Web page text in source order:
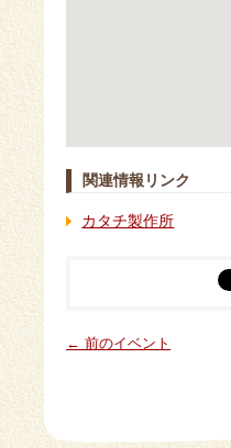
関連情報リンク
カタチ製作所
← 前のイベント